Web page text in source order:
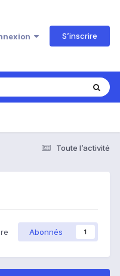
S’inscrire
Toute l’activité
Abonnés 1